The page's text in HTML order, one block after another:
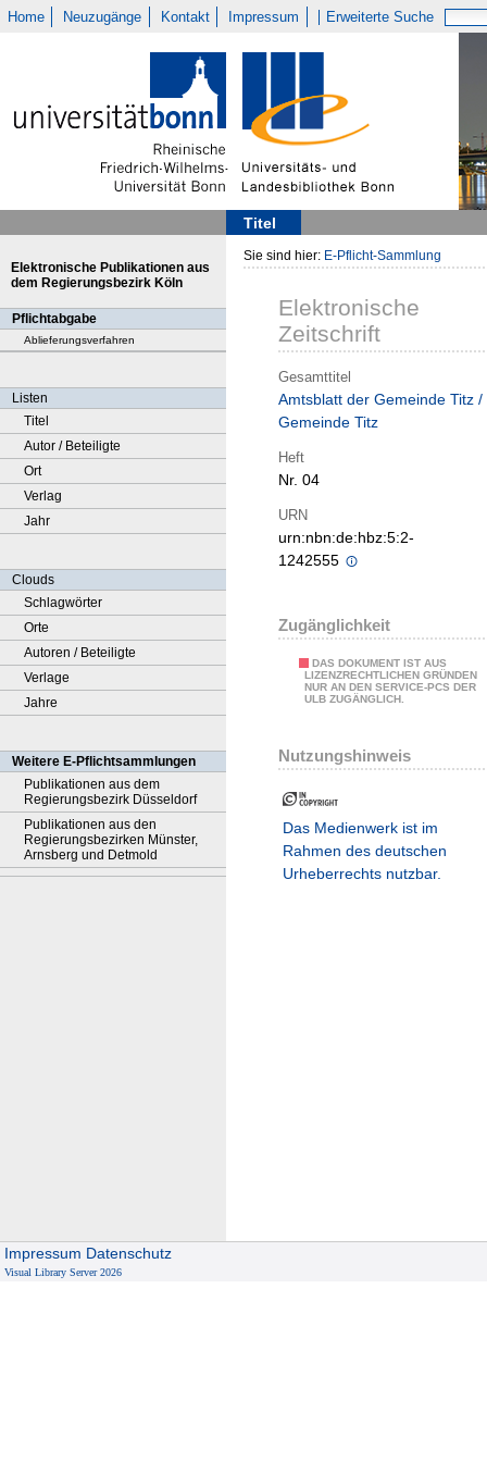
Home Neuzugänge Kontakt Impressum Erweiterte Suche
Titel
Elektronische Publikationen aus
dem Regierungsbezirk Köln
Pflichtabgabe
Ablieferungsverfahren
Listen
Titel
Autor / Beteiligte
Ort
Verlag
Jahr
Clouds
Schlagwörter
Orte
Autoren / Beteiligte
Verlage
Jahre
Weitere E-Pflichtsammlungen
Publikationen aus dem
Regierungsbezirk Düsseldorf
Publikationen aus den
Regierungsbezirken Münster,
Arnsberg und Detmold
Sie sind hier: E-Pflicht-Sammlung
Elektronische
Zeitschrift
Gesamttitel
Amtsblatt der Gemeinde Titz /
Gemeinde Titz
Heft
Nr. 04
URN
urn:nbn:de:hbz:5:2-
1242555
Zugänglichkeit
DAS DOKUMENT IST AUS
LIZENZRECHTLICHEN GRÜNDEN
NUR AN DEN SERVICE-PCS DER
ULB ZUGÄNGLICH.
Nutzungshinweis
Das Medienwerk ist im
Rahmen des deutschen
Urheberrechts nutzbar.
Impressum Datenschutz
Visual Library Server 2026